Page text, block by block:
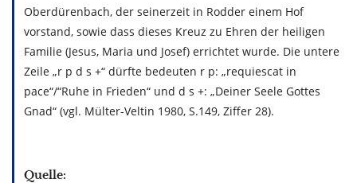
Oberdürenbach, der seinerzeit in Rodder einem Hof
vorstand, sowie dass dieses Kreuz zu Ehren der heiligen
Familie (Jesus, Maria und Josef) errichtet wurde. Die untere
Zeile „r p d s +“ dürfte bedeuten r p: „requiescat in
pace“/“Ruhe in Frieden“ und d s +: „Deiner Seele Gottes
Gnad“ (vgl. Mülter-Veltin 1980, S.149, Ziffer 28).
Quelle: